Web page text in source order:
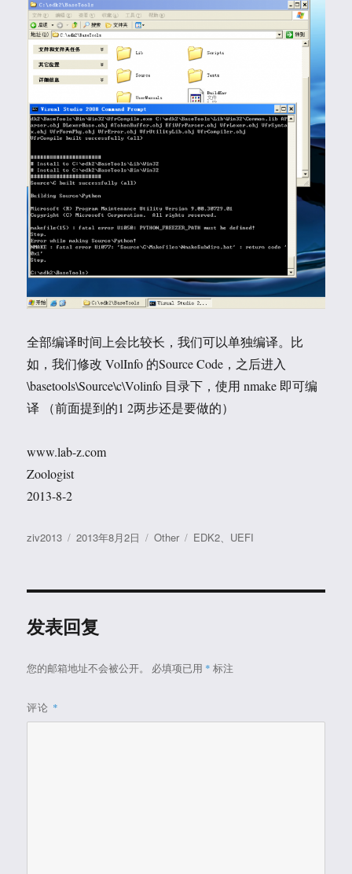
全部编译时间上会比较长，我们可以单独编译。比
如，我们修改 VolInfo 的Source Code，之后进入
\basetools\Source\c\Volinfo 目录下，使用 nmake 即可编
译 （前面提到的1 2两步还是要做的）
www.lab-z.com
Zoologist
2013-8-2
作
ziv2013
发
2013年8月2日
分
Other
标
EDK2、 UEFI
发表回复
您的邮箱地址不会被公开。 必填项已用 * 标注
评论 *